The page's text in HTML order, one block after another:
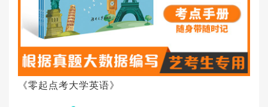
《零起点考大学英语》